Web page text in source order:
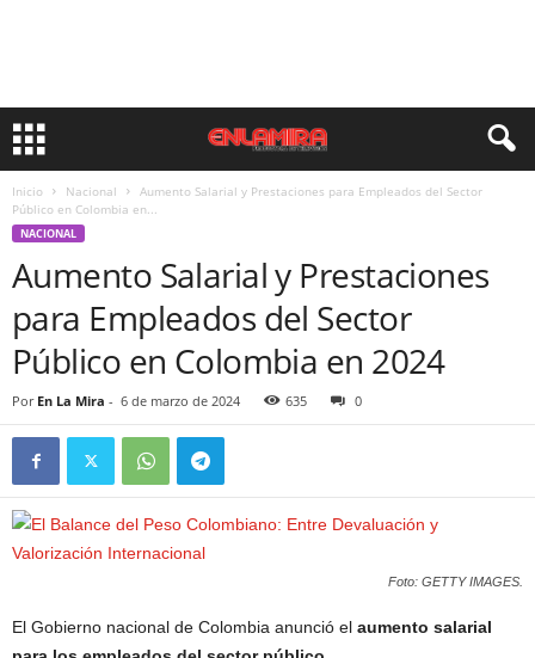
Inicio Nacional
Aumento Salarial y Prestaciones para Empleados del Sector
Público en Colombia en...
NACIONAL
Aumento Salarial y Prestaciones
para Empleados del Sector
Público en Colombia en 2024
Por En La Mira - 6 de marzo de 2024 635 0
Foto: GETTY IMAGES.
El Gobierno nacional de Colombia anunció el aumento salarial